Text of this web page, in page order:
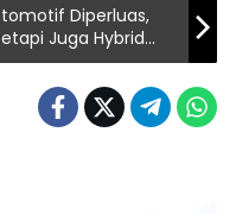
Diperluas,
Juga Hybrid